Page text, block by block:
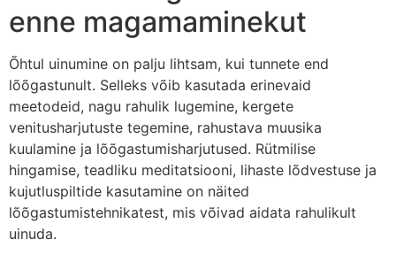
enne magamaminekut
Õhtul uinumine on palju lihtsam, kui tunnete end
lõõgastunult. Selleks võib kasutada erinevaid
meetodeid, nagu rahulik lugemine, kergete
venitusharjutuste tegemine, rahustava muusika
kuulamine ja lõõgastumisharjutused. Rütmilise
hingamise, teadliku meditatsiooni, lihaste lõdvestuse ja
kujutluspiltide kasutamine on näited
lõõgastumistehnikatest, mis võivad aidata rahulikult
uinuda.